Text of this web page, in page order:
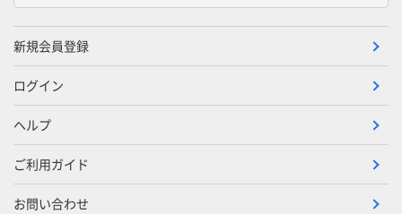
新規会員登録
ログイン
ヘルプ
ご利用ガイド
お問い合わせ